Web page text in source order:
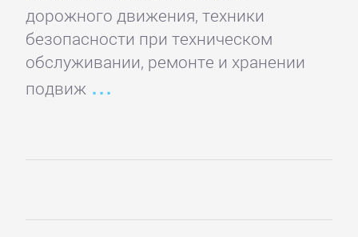
дорожного движения, техники
безопасности при техническом
обслуживании, ремонте и хранении
подвиж
Литература
Присоединиться